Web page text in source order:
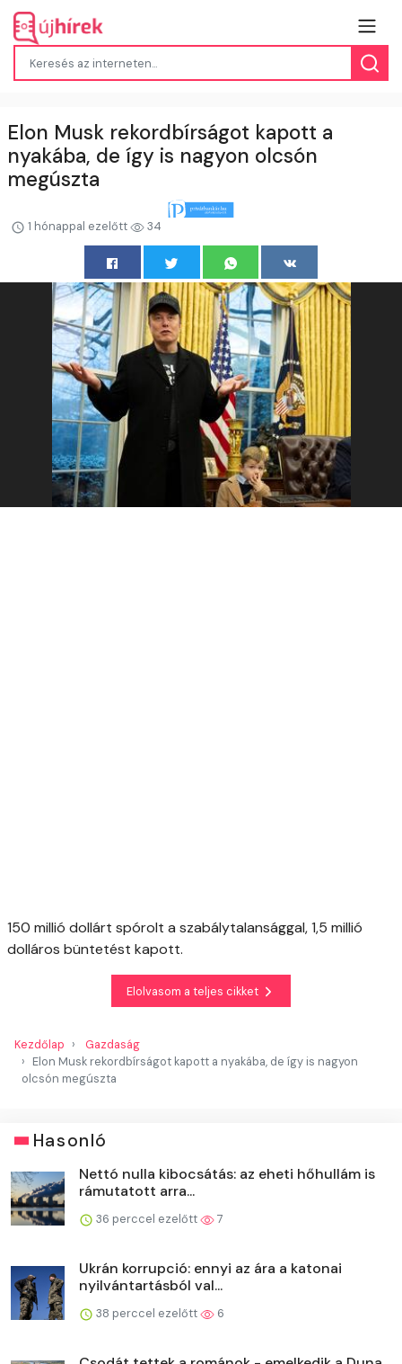
Elon Musk rekordbírságot kapott a
nyakába, de így is nagyon olcsón
megúszta
1 hónappal ezelőtt 34
150 millió dollárt spórolt a szabálytalansággal, 1,5 millió
dolláros büntetést kapott.
Elolvasom a teljes cikket
Kezdőlap
Gazdaság
Elon Musk rekordbírságot kapott a nyakába, de így is nagyon
olcsón megúszta
Hasonló
Nettó nulla kibocsátás: az eheti hőhullám is
rámutatott arra...
36 perccel ezelőtt 7
Ukrán korrupció: ennyi az ára a katonai
nyilvántartásból val...
38 perccel ezelőtt 6